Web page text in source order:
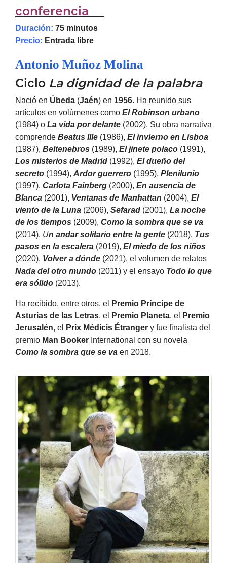
conferencia
Duración: 75 minutos
Precio: Entrada libre
Antonio Muñoz Molina
Ciclo La dignidad de la palabra
Nació en Úbeda (Jaén) en 1956. Ha reunido sus
artículos en volúmenes como El Robinson urbano
(1984) o La vida por delante (2002). Su obra narrativa
comprende Beatus Ille (1986), Elinvierno en Lisboa
(1987), Beltenebros (1989), El jinete polaco (1991),
Los misterios de Madrid (1992), El dueño del
secreto (1994), Ardor guerrero (1995), Plenilunio
(1997), Carlota Fainberg (2000), En ausencia de
Blanca (2001), Ventanas de Manhattan (2004), El
viento de la Luna (2006), Sefarad (2001), La noche
de los tiempos (2009), Como la sombra que se va
(2014), Un andar solitario entre la gente (2018), Tus
pasos en la escalera (2019), El miedo de los niños
(2020), Volver a dónde (2021), el volumen de relatos
Nada del otro mundo (2011) y el ensayo Todo lo que
era sólido (2013).
Ha recibido, entre otros, el
Premio Príncipe de
Asturias de las Letras, el Premio Planeta, el
Premio
Jerusalén, el Prix Médicis Étranger y fue finalista del
premio Man Booker International con su novela
Como la sombra que se va en 2018.